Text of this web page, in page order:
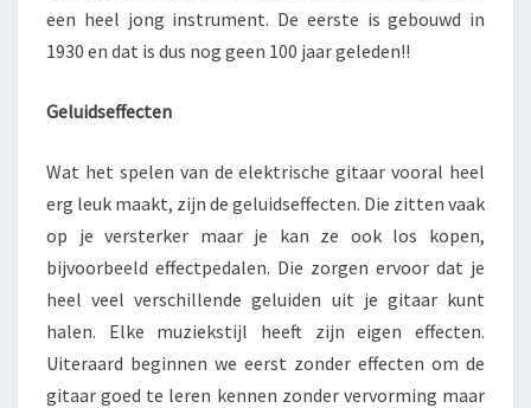
een heel jong instrument. De eerste is gebouwd in
1930 en dat is dus nog geen 100 jaar geleden!!
Geluidseffecten
Wat het spelen van de elektrische gitaar vooral heel
erg leuk maakt, zijn de geluidseffecten. Die zitten vaak
op je versterker maar je kan ze ook los kopen,
bijvoorbeeld effectpedalen. Die zorgen ervoor dat je
heel veel verschillende geluiden uit je gitaar kunt
halen. Elke muziekstijl heeft zijn eigen effecten.
Uiteraard beginnen we eerst zonder effecten om de
gitaar goed te leren kennen zonder vervorming maar